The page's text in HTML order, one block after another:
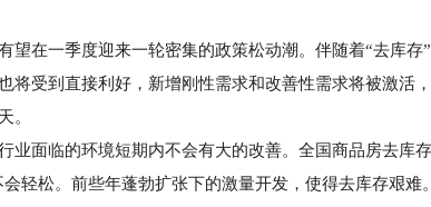
在一季度迎来一轮密集的政策松动潮。伴随着“去库存
将受到直接利好，新增刚性需求和改善性需求将被激活
。
面临的环境短期内不会有大的改善。全国商品房去库
轻松。前些年蓬勃扩张下的激量开发，使得去库存艰难